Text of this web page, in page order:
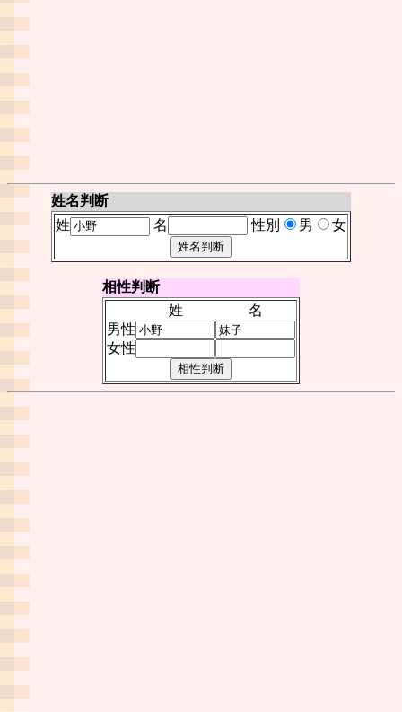
姓名判断
姓
名 性別 男 女
相性判断
姓
名
男性
女性